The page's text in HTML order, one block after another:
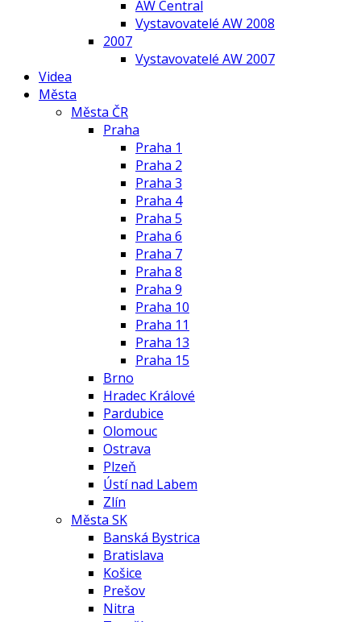
AW Central
Vystavovatelé AW 2008
2007
Vystavovatelé AW 2007
Videa
Města
Města ČR
Praha
Praha 1
Praha 2
Praha 3
Praha 4
Praha 5
Praha 6
Praha 7
Praha 8
Praha 9
Praha 10
Praha 11
Praha 13
Praha 15
Brno
Hradec Králové
Pardubice
Olomouc
Ostrava
Plzeň
Ústí nad Labem
Zlín
Města SK
Banská Bystrica
Bratislava
Košice
Prešov
Nitra